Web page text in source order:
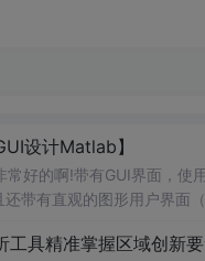
设计Matlab】
好的啊!带有GUI界面，
带有直观的图形用户界面
的！
工具精准掌握区域创新